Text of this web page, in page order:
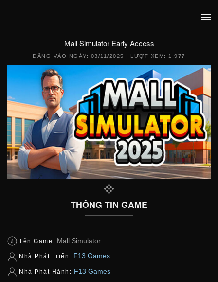
Mall Simulator Early Access
ĐĂNG VÀO NGÀY: 03/11/2025 | LƯỢT XEM: 1,977
THÔNG TIN GAME
Tên Game: Mall Simulator
Nhà Phát Triển: F13 Games
Nhà Phát Hành: F13 Games